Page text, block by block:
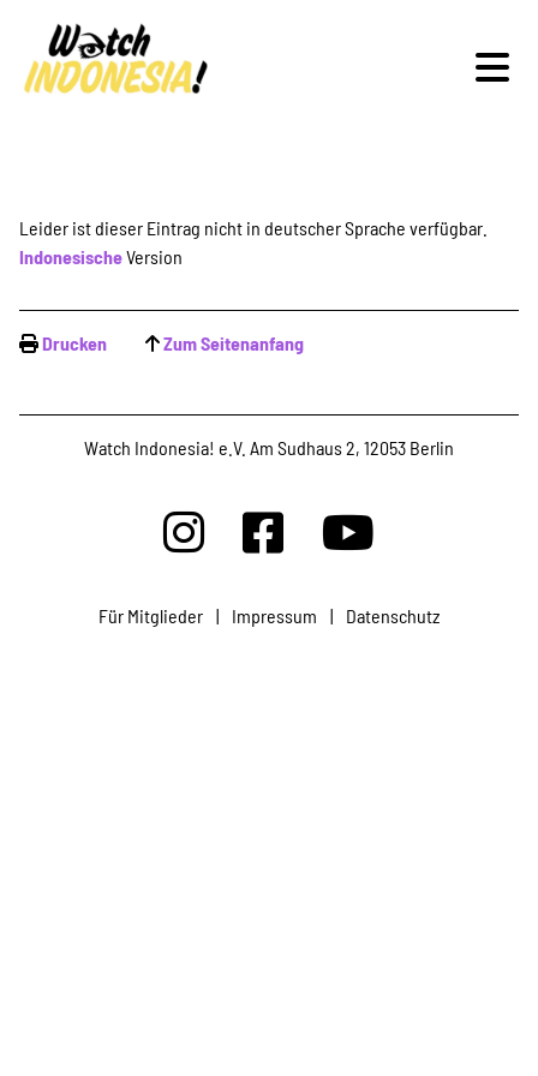
Schwerpunkte
Veranstaltungen
Publikationen
Projekte
Leider ist dieser Eintrag nicht in deutscher Sprache verfügbar.
IndonesischeVersion
Drucken Zum Seitenanfang
Watch Indonesia! e.V. Am Sudhaus 2, 12053 Berlin
Für Mitglieder | Impressum | Datenschutz